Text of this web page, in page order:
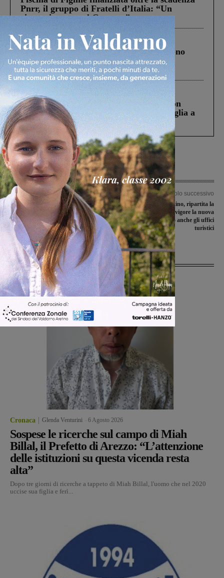
Pnrr, il gruppo di Fratelli d’Italia: “Un
ringraziamento al Governo”
Cronaca 4 Agosto 2026
Un anno fa la strage in A1 in cui morirono
Gianni, Giulia e Franco. Lo schianto, il
processo, lo stop ai sorpassi fra tir....
Cronaca 3 Agosto 2026
Scomparso da una struttura di Castiglion
Fiorentino l’uomo che aveva ucciso la figlia a
Levane nel 2020
Articolo precedente
Bes, benessere equo solidale: parte il
progetto del comune
Articolo successivo
Vallombrosa e Saltino, ripartita la
stagione estiva. Già in vigore la nuova
viabilità, ora aprono anche gli uffici
turistici
Ultime Notizie
Cronaca Glenda Venturini 6 Agosto 2026
Sospese le ricerche sul campo di Miah
Billal, il Prefetto di Arezzo: “L’attenzione
delle istituzioni su questa vicenda resta
alta”
Dopo tre giorni di ricerche a tappeto di Miah Billal, l'uomo che nel 2020
uccise sua figlia e ferì...